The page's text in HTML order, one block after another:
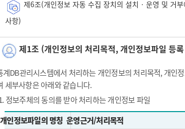
제6조(개인정보 자동 수집 장치의 설치‧운영 및 거
사항)
제1조 (개인정보의 처리목적, 개인정보파일 등
DB관리시스템에서 처리하는 개인정보의 처리목적, 개인
세부사항은 아래와 같습니다.
정보주체의 동의를 받아 처리하는 개인정보 파일
개인정보파일의 명칭 운영근거/처리목적